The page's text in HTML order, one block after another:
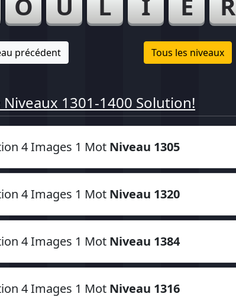
précédent Tous les niveaux
1301-1400 Solution!
4 Images 1 Mot Niveau 1305
4 Images 1 Mot Niveau 1320
4 Images 1 Mot Niveau 1384
4 Images 1 Mot Niveau 1316